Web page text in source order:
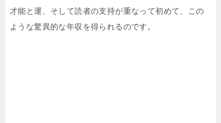
才能と運、そして読者の支持が重なって初めて、この
ような驚異的な年収を得られるのです。